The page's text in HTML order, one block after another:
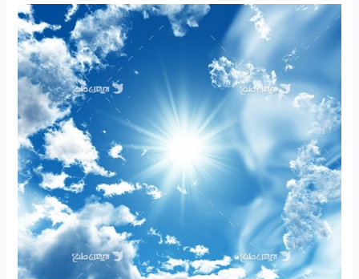
۱۵۷-
ساعتی
تفکر
دوست
داشتن
“